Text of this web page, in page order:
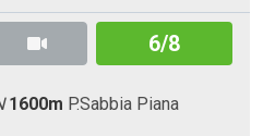
6/8
1600m P.Sabbia Piana